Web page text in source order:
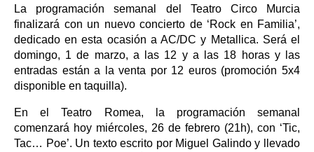
La programación semanal del Teatro Circo Murcia
finalizará con un nuevo concierto de ‘Rock en Familia’,
dedicado en esta ocasión a AC/DC y Metallica. Será el
domingo, 1 de marzo, a las 12 y a las 18 horas y las
entradas están a la venta por 12 euros (promoción 5x4
disponible en taquilla).
En el Teatro Romea, la programación semanal
comenzará hoy miércoles, 26 de febrero (21h), con ‘Tic,
Tac… Poe’. Un texto escrito por Miguel Galindo y llevado